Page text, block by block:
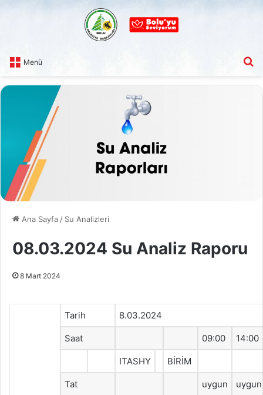
Menü
Ana Sayfa / Su Analizleri
08.03.2024 Su Analiz Raporu
8 Mart 2024
Tarih 8.03.2024
Saat 09:00 14:00
ITASHY BİRİM
Tat uygun uygun